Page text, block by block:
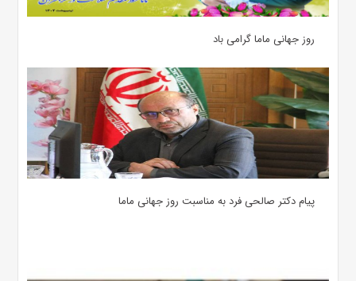
روز جهانی ماما گرامی باد
پیام دکتر صالحی فرد به مناسبت روز جهانی ماما